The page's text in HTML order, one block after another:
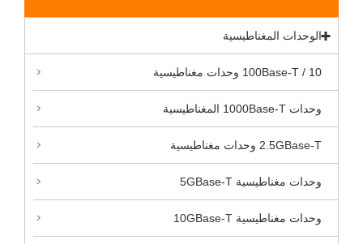
الوحدات المغناطيسية
10 / 100Base-T وحدات مغناطيسية
وحدات 1000Base-T المغناطيسية
2.5GBase-T وحدات مغناطيسية
وحدات مغناطيسية 5GBase-T
وحدات مغناطيسية 10GBase-T